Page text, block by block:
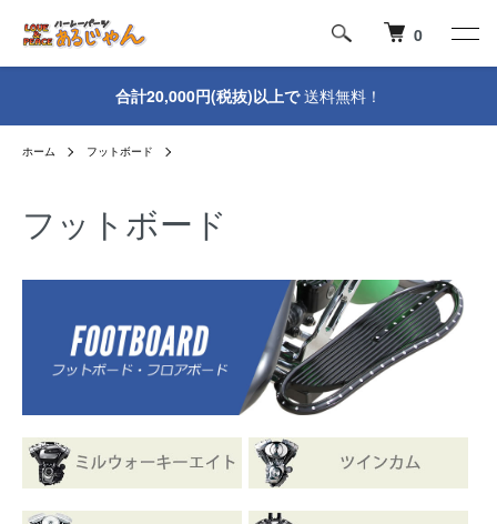
0
合計20,000円(税抜)以上で送料無料！
ホーム フットボード
フットボード